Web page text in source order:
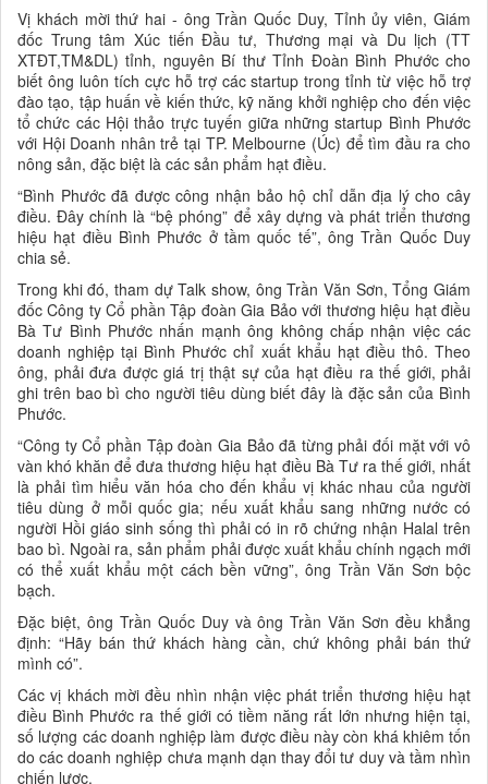
Vị khách mời thứ hai - ông Trần Quốc Duy, Tỉnh ủy viên, Giám
đốc Trung tâm Xúc tiến Đầu tư, Thương mại và Du lịch (TT
XTĐT,TM&DL) tỉnh, nguyên Bí thư Tỉnh Đoàn Bình Phước cho
biết ông luôn tích cực hỗ trợ các startup trong tỉnh từ việc hỗ trợ
đào tạo, tập huấn về kiến thức, kỹ năng khởi nghiệp cho đến việc
tổ chức các Hội thảo trực tuyến giữa những startup Bình Phước
với Hội Doanh nhân trẻ tại TP. Melbourne (Úc) để tìm đầu ra cho
nông sản, đặc biệt là các sản phẩm hạt điều.
“Bình Phước đã được công nhận bảo hộ chỉ dẫn địa lý cho cây
điều. Đây chính là “bệ phóng” để xây dựng và phát triển thương
hiệu hạt điều Bình Phước ở tầm quốc tế”, ông Trần Quốc Duy
chia sẻ.
Trong khi đó, tham dự Talk show, ông Trần Văn Sơn, Tổng Giám
đốc Công ty Cổ phần Tập đoàn Gia Bảo với thương hiệu hạt điều
Bà Tư Bình Phước nhấn mạnh ông không chấp nhận việc các
doanh nghiệp tại Bình Phước chỉ xuất khẩu hạt điều thô. Theo
ông, phải đưa được giá trị thật sự của hạt điều ra thế giới, phải
ghi trên bao bì cho người tiêu dùng biết đây là đặc sản của Bình
Phước.
“Công ty Cổ phần Tập đoàn Gia Bảo đã từng phải đối mặt với vô
vàn khó khăn để đưa thương hiệu hạt điều Bà Tư ra thế giới, nhất
là phải tìm hiểu văn hóa cho đến khẩu vị khác nhau của người
tiêu dùng ở mỗi quốc gia; nếu xuất khẩu sang những nước có
người Hồi giáo sinh sống thì phải có in rõ chứng nhận Halal trên
bao bì. Ngoài ra, sản phẩm phải được xuất khẩu chính ngạch mới
có thể xuất khẩu một cách bền vững”, ông Trần Văn Sơn bộc
bạch.
Đặc biệt, ông Trần Quốc Duy và ông Trần Văn Sơn đều khẳng
định: “Hãy bán thứ khách hàng cần, chứ không phải bán thứ
mình có”.
Các vị khách mời đều nhìn nhận việc phát triển thương hiệu hạt
điều Bình Phước ra thế giới có tiềm năng rất lớn nhưng hiện tại,
số lượng các doanh nghiệp làm được điều này còn khá khiêm tốn
do các doanh nghiệp chưa mạnh dạn thay đổi tư duy và tầm nhìn
chiến lược.